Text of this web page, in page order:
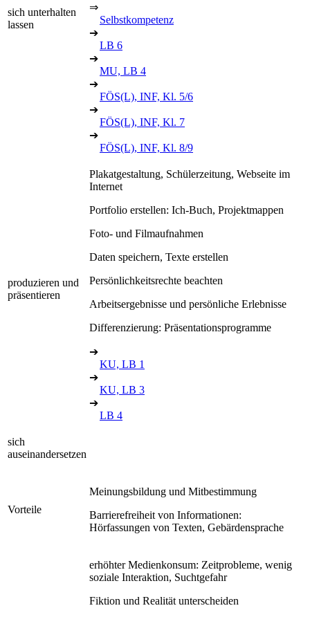
sich unterhalten
lassen
⇒
Selbstkompetenz
➔
LB 6
➔
MU, LB 4
➔
FÖS(L), INF, Kl. 5/6
➔
FÖS(L), INF, Kl. 7
➔
FÖS(L), INF, Kl. 8/9
produzieren und
präsentieren
Plakatgestaltung, Schülerzeitung, Webseite im
Internet
Portfolio erstellen: Ich-Buch, Projektmappen
Foto- und Filmaufnahmen
Daten speichern, Texte erstellen
Persönlichkeitsrechte beachten
Arbeitsergebnisse und persönliche Erlebnisse
Differenzierung: Präsentationsprogramme
➔
KU, LB 1
➔
KU, LB 3
➔
LB 4
sich
auseinandersetzen
Vorteile
Meinungsbildung und Mitbestimmung
Barrierefreiheit von Informationen:
Hörfassungen von Texten, Gebärdensprache
erhöhter Medienkonsum: Zeitprobleme, wenig
soziale Interaktion, Suchtgefahr
Fiktion und Realität unterscheiden